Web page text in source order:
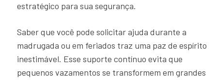
estratégico para sua segurança.
Saber que você pode solicitar ajuda durante a
madrugada ou em feriados traz uma paz de espírito
inestimável. Esse suporte contínuo evita que
pequenos vazamentos se transformem em grandes